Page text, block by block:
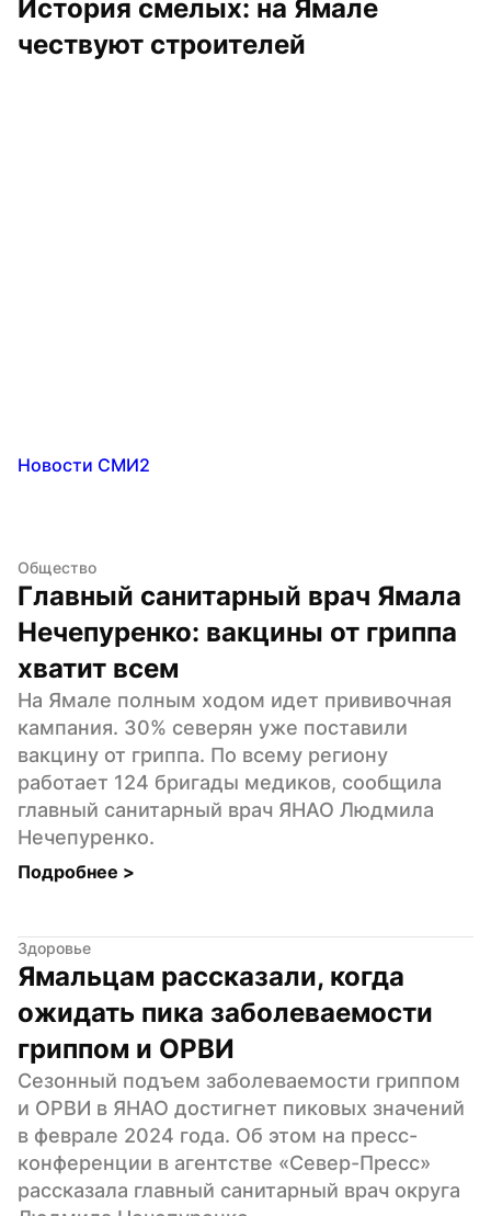
История смелых: на Ямале
чествуют строителей
Новости СМИ2
Общество
Главный санитарный врач Ямала
Нечепуренко: вакцины от гриппа
хватит всем
На Ямале полным ходом идет прививочная
кампания. 30% северян уже поставили
вакцину от гриппа. По всему региону
работает 124 бригады медиков, сообщила
главный санитарный врач ЯНАО Людмила
Нечепуренко.
Подробнее >
Здоровье
Ямальцам рассказали, когда
ожидать пика заболеваемости
гриппом и ОРВИ
Сезонный подъем заболеваемости гриппом
и ОРВИ в ЯНАО достигнет пиковых значений
в феврале 2024 года. Об этом на пресс-
конференции в агентстве «Север-Пресс»
рассказала главный санитарный врач округа